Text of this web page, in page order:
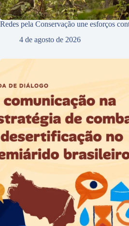
Redes pela Conservação une esforços
4 de agosto de 2026